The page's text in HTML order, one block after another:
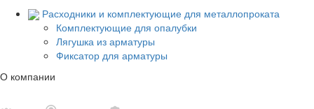
Расходники и комплектующие для металлопроката
Комплектующие для опалубки
Лягушка из арматуры
Фиксатор для арматуры
О компании